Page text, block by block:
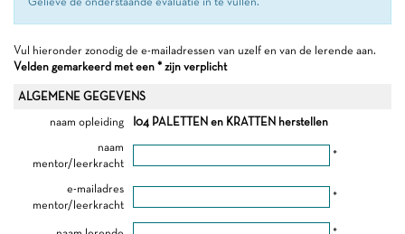
Vul hieronder zonodig de e-mailadressen van uzelf en van de lerende aan.
Velden gemarkeerd met een * zijn verplicht
ALGEMENE GEGEVENS
naam opleiding
I04 PALETTEN en KRATTEN herstellen
naam
mentor/leerkracht
*
e-mailadres
mentor/leerkracht
*